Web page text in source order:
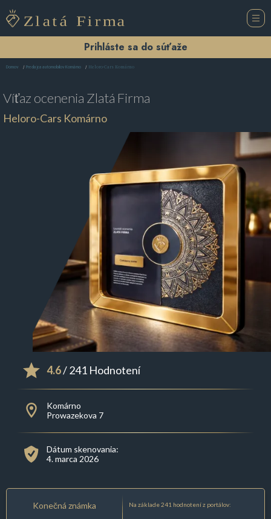
Prihláste sa do súťaže
Domov Predajca automobilov Komárno Heloro-Cars Komárno
Víťaz ocenenia Zlatá Firma
Heloro-Cars Komárno
4.6/ 241 Hodnotení
Komárno
Prowazekova 7
Dátum skenovania:
4. marca 2026
Konečná známka Na základe 241 hodnotení z portálov: